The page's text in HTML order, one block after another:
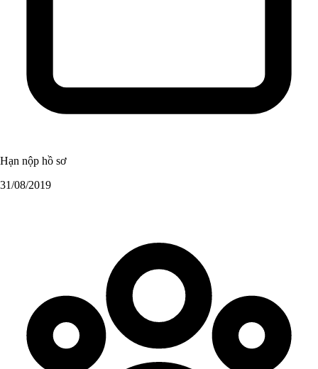
Hạn nộp hồ sơ
31/08/2019